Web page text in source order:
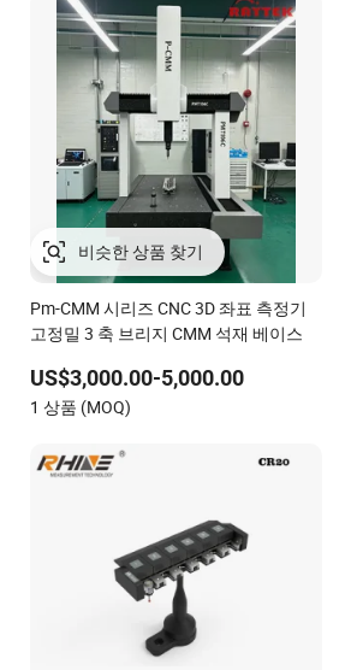
비슷한 상품 찾기
Pm-CMM 시리즈 CNC 3D 좌표 측정기
고정밀 3 축 브리지 CMM 석재 베이스
US$3,000.00-5,000.00
1 상품 (MOQ)